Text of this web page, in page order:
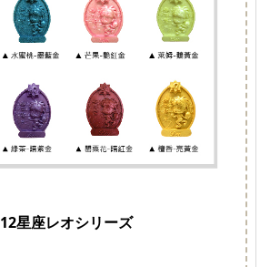
12星座レオシリーズ